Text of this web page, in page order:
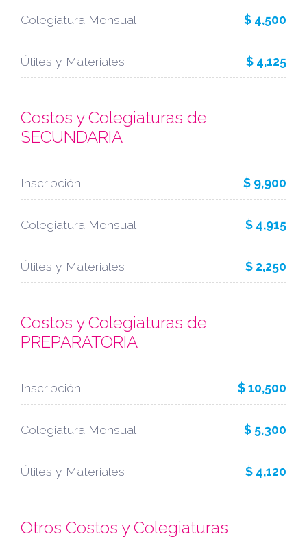
Colegiatura Mensual $ 4,500
Útiles y Materiales $ 4,125
Costos y Colegiaturas de
SECUNDARIA
Inscripción $ 9,900
Colegiatura Mensual $ 4,915
Útiles y Materiales $ 2,250
Costos y Colegiaturas de
PREPARATORIA
Inscripción $ 10,500
Colegiatura Mensual $ 5,300
Útiles y Materiales $ 4,120
Otros Costos y Colegiaturas